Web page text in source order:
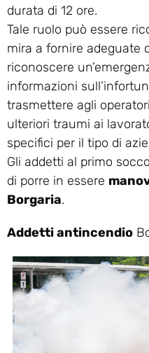
durata di 12 ore.
Tale ruolo può essere
mira a fornire adeguate
riconoscere
informazioni
trasmettere agli
ulteriori traumi ai
specifici per il tipo di
Gli addetti al primo
di porre in essere
Borgaria.
Addetti antincendio